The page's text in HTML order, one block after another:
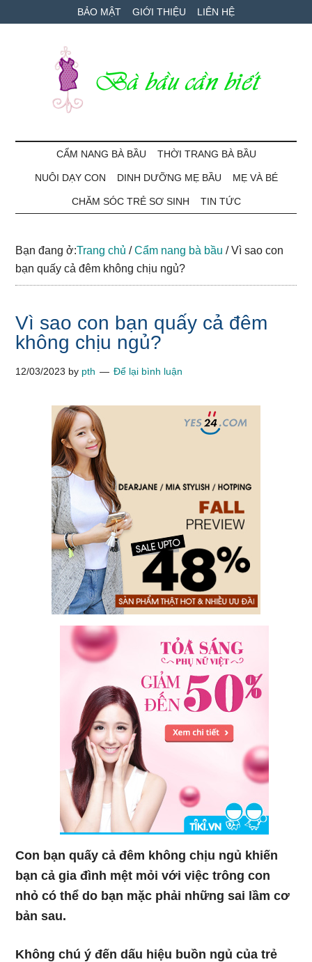
to
to
qua
BẢO MẬT GIỚI THIỆU LIÊN HỆ
Bà
Bầu
Cần
Biết
bé
CẨM NANG BÀ BẦU THỜI TRANG BÀ BẦU
NUÔI DẠY CON DINH DƯỠNG MẸ BẦU MẸ VÀ BÉ
CHĂM SÓC TRẺ SƠ SINH TIN TỨC
Bạn đang ở:Trang chủ / Cẩm nang bà bầu /Vì sao con
bạn quấy cả đêm không chịu ngủ?
Vì sao con bạn quấy cả đêm
không chịu ngủ?
12/03/2023 by pth Để lại bình luận
Con bạn quấy cả đêm không chịu ngủ khiến
bạn cả gia đình mệt mỏi với việc trông con
nhỏ có thể do bạn mặc phải những sai lầm cơ
bản sau.
Không chú ý đến dấu hiệu buồn ngủ của trẻ